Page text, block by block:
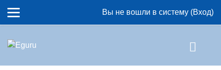
Вы не вошли в систему (Вход)